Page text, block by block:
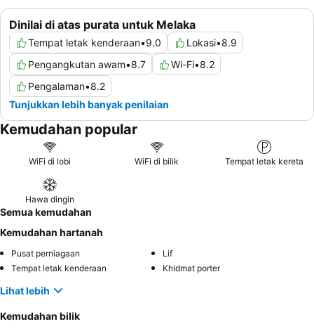
Dinilai di atas purata untuk Melaka
Tempat letak kenderaan•9.0 Lokasi•8.9
Pengangkutan awam•8.7 Wi-Fi•8.2
Pengalaman•8.2
Tunjukkan lebih banyak penilaian
Kemudahan popular
WiFi di lobi WiFi di bilik Tempat letak kereta
Hawa dingin
Semua kemudahan
Kemudahan hartanah
Pusat perniagaan
Lif
Tempat letak kenderaan
Khidmat porter
Lihat lebih
Kemudahan bilik